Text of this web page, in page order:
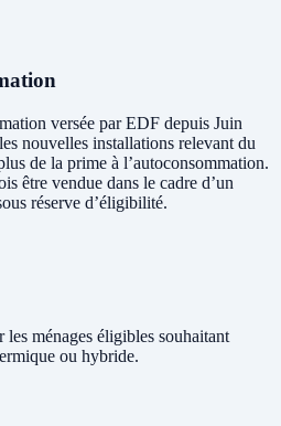
versée par EDF depuis Juin
nouvelles installations relevant du
de la prime à l’autoconsommation.
être vendue dans le cadre d’un
réserve d’éligibilité.
les ménages éligibles souhaitant
ou hybride.